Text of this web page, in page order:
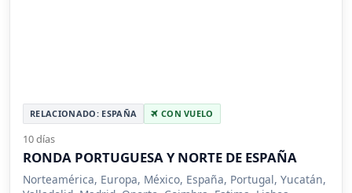
RELACIONADO: ESPAÑA CON VUELO
10 días
RONDA PORTUGUESA Y NORTE DE ESPAÑA
Norteamérica, Europa, México, España, Portugal, Yucatán,